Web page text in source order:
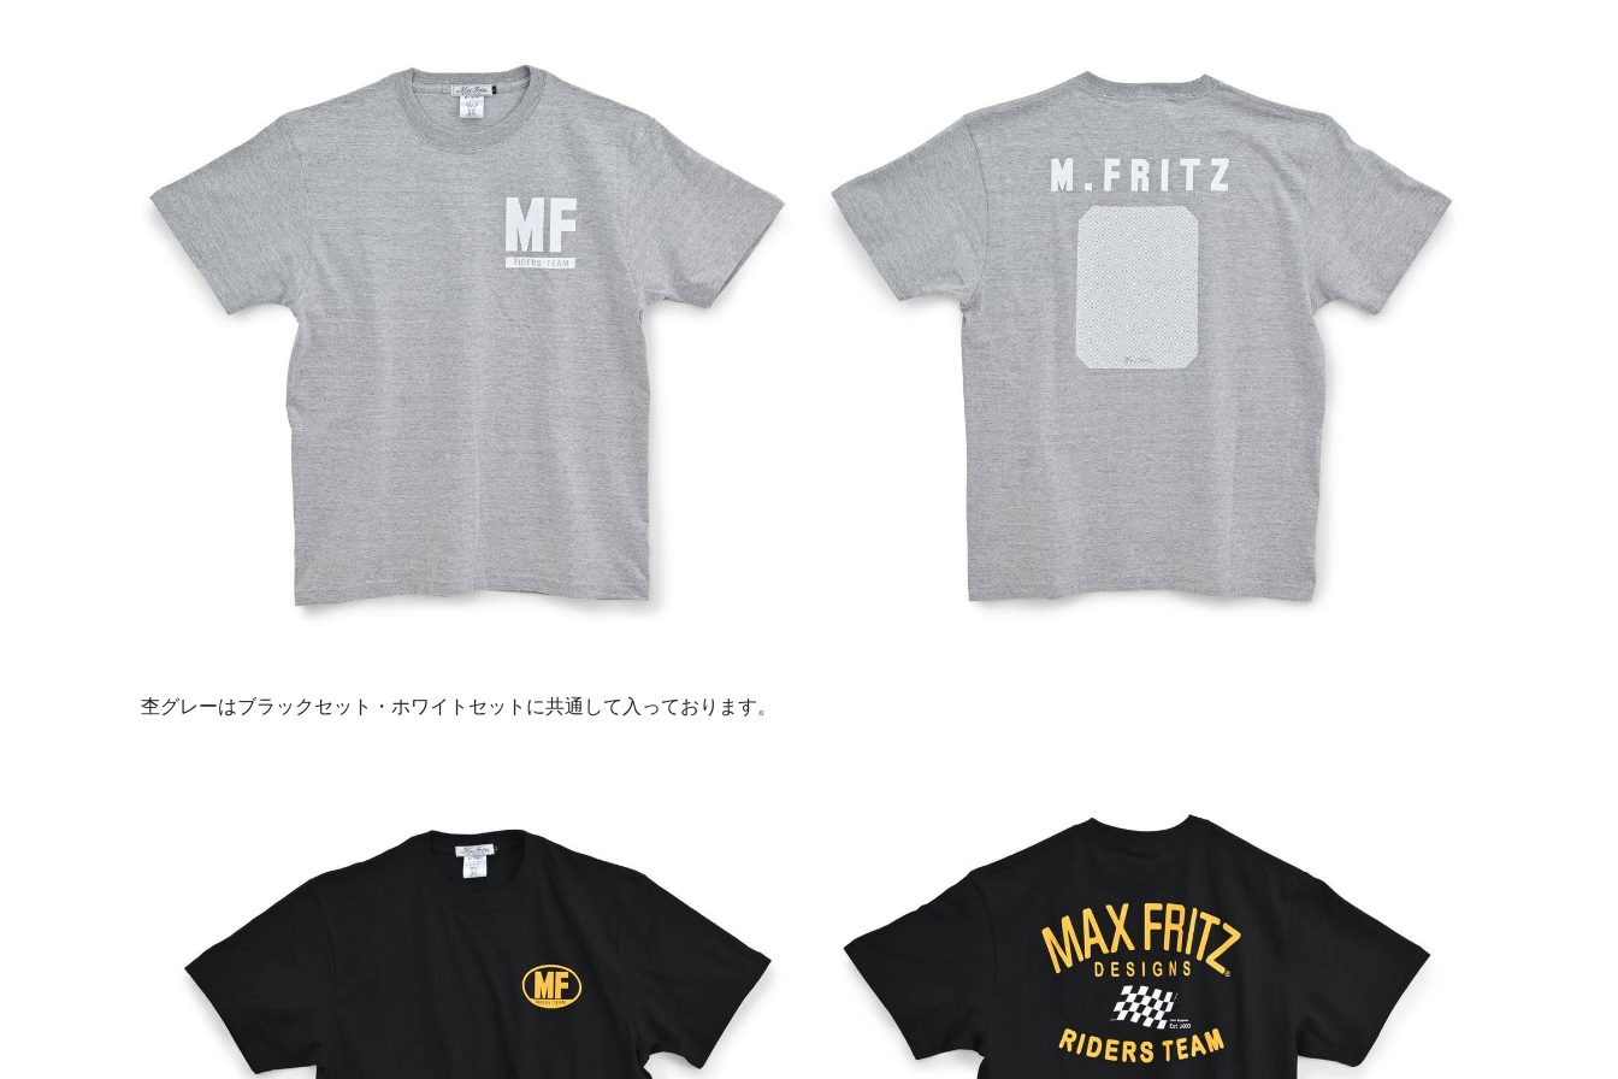
杢グレーはブラックセット・ホワイトセットに共通して入っております。